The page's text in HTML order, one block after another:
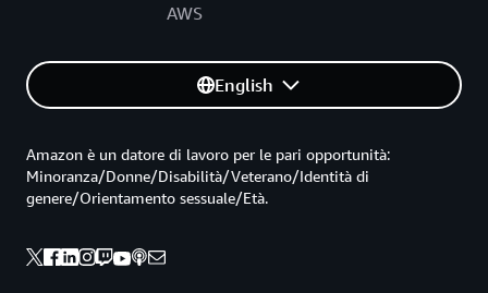
AWS
English
Amazon è un datore di lavoro per le pari opportunità:
Minoranza/Donne/Disabilità/Veterano/Identità di
genere/Orientamento sessuale/Età.